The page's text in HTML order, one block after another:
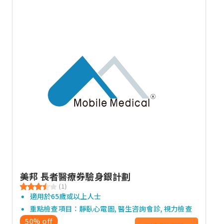
美邦 長者醫療券驗身銀計劃
(1)
適用於65歲或以上人士
重點檢查項目：靜臥心電圖, 醫生咨詢會診, 視力檢查
50% off